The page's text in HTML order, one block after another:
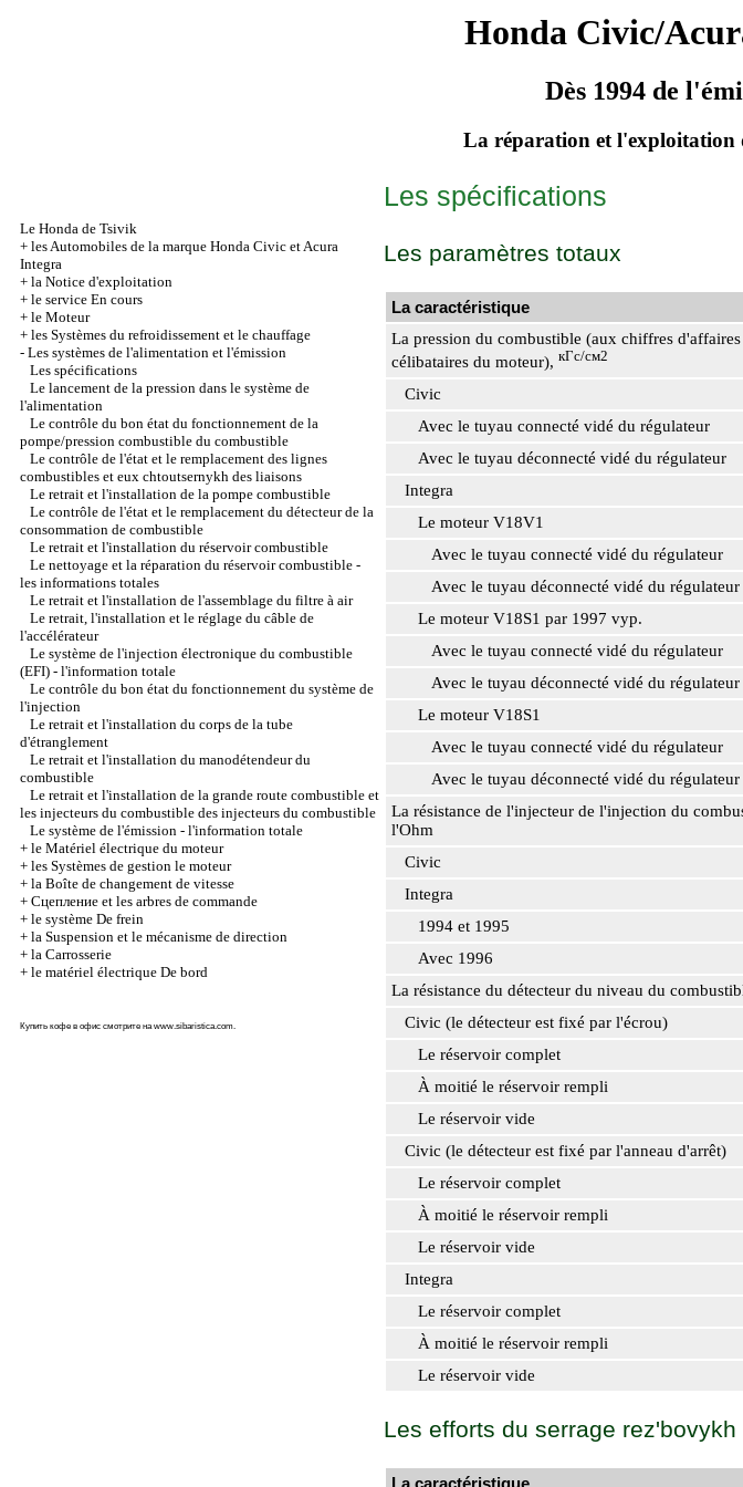
Honda Civic/
Dès 1994 de
La réparation et l'exploitation
Le Honda de Tsivik
+ les Automobiles de la marque Honda Civic et Acura
Integra
+ la Notice d'exploitation
+ le service En cours
+ le Moteur
+ les Systèmes du refroidissement et le chauffage
- Les systèmes de l'alimentation et l'émission
Les spécifications
Le lancement de la pression dans le système de
l'alimentation
Le contrôle du bon état du fonctionnement de la
pompe/pression combustible du combustible
Le contrôle de l'état et le remplacement des lignes
combustibles et eux chtoutsernykh des liaisons
Le retrait et l'installation de la pompe combustible
Le contrôle de l'état et le remplacement du détecteur de la
consommation de combustible
Le retrait et l'installation du réservoir combustible
Le nettoyage et la réparation du réservoir combustible -
les informations totales
Le retrait et l'installation de l'assemblage du filtre à air
Le retrait, l'installation et le réglage du câble de
l'accélérateur
Le système de l'injection électronique du combustible
(EFI) - l'information totale
Le contrôle du bon état du fonctionnement du système de
l'injection
Le retrait et l'installation du corps de la tube
d'étranglement
Le retrait et l'installation du manodétendeur du
combustible
Le retrait et l'installation de la grande route combustible et
les injecteurs du combustible des injecteurs du combustible
Le système de l'émission - l'information totale
+ le Matériel électrique du moteur
+ les Systèmes de gestion le moteur
+ la Boîte de changement de vitesse
+ Cцепление et les arbres de commande
+ le système De frein
+ la Suspension et le mécanisme de direction
+ la Carrosserie
+ le matériel électrique De bord
Купить кофе в офис смотрите наwww.sibaristica.com.
Les spécifications
Les paramètres totaux
La caractéristique
La pression du combustible (aux chiffres d'affaires
célibataires du moteur), кГс/см2
Civic
Avec le tuyau connecté vidé du régulateur
Avec le tuyau déconnecté vidé du régulateur
Integra
Le moteur V18V1
Avec le tuyau connecté vidé du régulateur
Avec le tuyau déconnecté vidé du régulateur
Le moteur V18S1 par 1997 vyp.
Avec le tuyau connecté vidé du régulateur
Avec le tuyau déconnecté vidé du régulateur
Le moteur V18S1
Avec le tuyau connecté vidé du régulateur
Avec le tuyau déconnecté vidé du régulateur
La résistance de l'injecteur de l'injection du
l'Ohm
Civic
Integra
1994 et 1995
Avec 1996
La résistance du détecteur du niveau du
Civic (le détecteur est fixé par l'écrou)
Le réservoir complet
À moitié le réservoir rempli
Le réservoir vide
Civic (le détecteur est fixé par l'anneau d'arrêt)
Le réservoir complet
À moitié le réservoir rempli
Le réservoir vide
Integra
Le réservoir complet
À moitié le réservoir rempli
Le réservoir vide
Les efforts du serrage
La caractéristique